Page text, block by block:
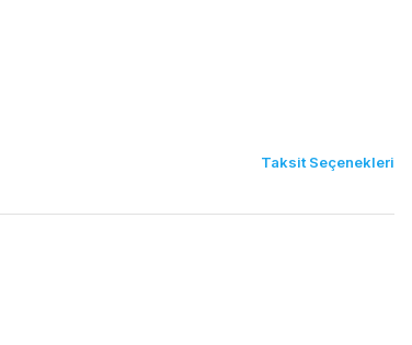
Taksit Seçenekleri